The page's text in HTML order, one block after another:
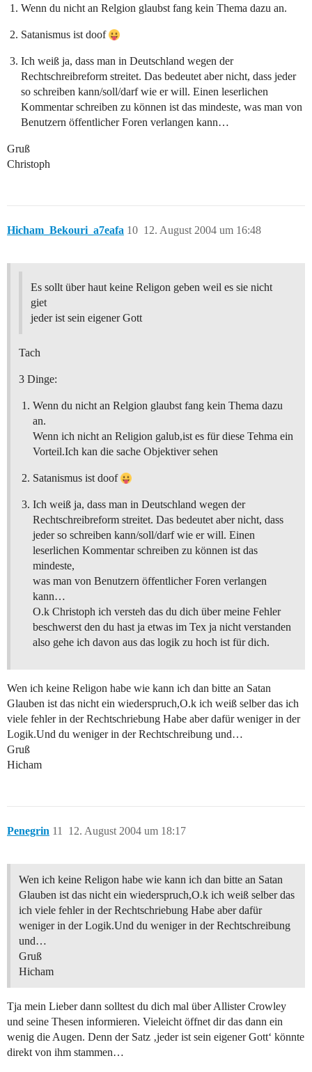
Wenn du nicht an Relgion glaubst fang kein Thema dazu an.
Satanismus ist doof
Ich weiß ja, dass man in Deutschland wegen der
Rechtschreibreform streitet. Das bedeutet aber nicht, dass jeder
so schreiben kann/soll/darf wie er will. Einen leserlichen
Kommentar schreiben zu können ist das mindeste, was man von
Benutzern öffentlicher Foren verlangen kann…
Gruß
Christoph
Hicham_Bekouri_a7eafa 12. August 2004 um 16:48
10
Es sollt über haut keine Religon geben weil es sie nicht
giet
jeder ist sein eigener Gott
Tach
3 Dinge:
Wenn du nicht an Relgion glaubst fang kein Thema dazu
an.
Wenn ich nicht an Religion galub,ist es für diese Tehma ein
Vorteil.Ich kan die sache Objektiver sehen
Satanismus ist doof
Ich weiß ja, dass man in Deutschland wegen der
Rechtschreibreform streitet. Das bedeutet aber nicht, dass
jeder so schreiben kann/soll/darf wie er will. Einen
leserlichen Kommentar schreiben zu können ist das
mindeste,
was man von Benutzern öffentlicher Foren verlangen
kann…
O.k Christoph ich versteh das du dich über meine Fehler
beschwerst den du hast ja etwas im Tex ja nicht verstanden
also gehe ich davon aus das logik zu hoch ist für dich.
Wen ich keine Religon habe wie kann ich dan bitte an Satan
Glauben ist das nicht ein wiederspruch,O.k ich weiß selber das ich
viele fehler in der Rechtschriebung Habe aber dafür weniger in der
Logik.Und du weniger in der Rechtschreibung und…
Gruß
Hicham
Penegrin 12. August 2004 um 18:17
11
Wen ich keine Religon habe wie kann ich dan bitte an Satan
Glauben ist das nicht ein wiederspruch,O.k ich weiß selber das
ich viele fehler in der Rechtschriebung Habe aber dafür
weniger in der Logik.Und du weniger in der Rechtschreibung
und…
Gruß
Hicham
Tja mein Lieber dann solltest du dich mal über Allister Crowley
und seine Thesen informieren. Vieleicht öffnet dir das dann ein
wenig die Augen. Denn der Satz ‚jeder ist sein eigener Gott‘ könnte
direkt von ihm stammen…